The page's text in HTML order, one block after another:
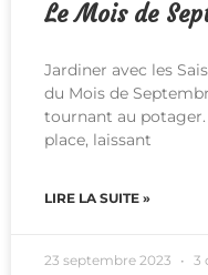
Le Mois de
Jardiner avec les
du Mois de
tournant au potager.
place, laissant
LIRE LA SUITE »
23 septembre 2023 3